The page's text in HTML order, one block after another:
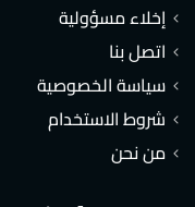
إخلاء مسؤولية
اتصل بنا
سياسة الخصوصية
شروط الاستخدام
من نحن